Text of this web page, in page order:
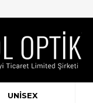
UNISEX